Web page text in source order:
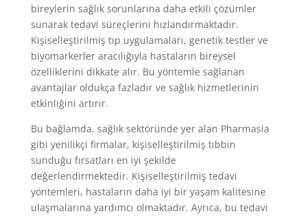
bireylerin sağlık sorunlarına daha etkili çözümler
sunarak tedavi süreçlerini hızlandırmaktadır.
Kişiselleştirilmiş tıp uygulamaları, genetik testler ve
biyomarkerler aracılığıyla hastaların bireysel
özelliklerini dikkate alır. Bu yöntemle sağlanan
avantajlar oldukça fazladır ve sağlık hizmetlerinin
etkinliğini artırır.
Bu bağlamda, sağlık sektöründe yer alan Pharmasia
gibi yenilikçi firmalar, kişiselleştirilmiş tıbbın
sunduğu fırsatları en iyi şekilde
değerlendirmektedir. Kişiselleştirilmiş tedavi
yöntemleri, hastaların daha iyi bir yaşam kalitesine
ulaşmalarına yardımcı olmaktadır. Ayrıca, bu tedavi